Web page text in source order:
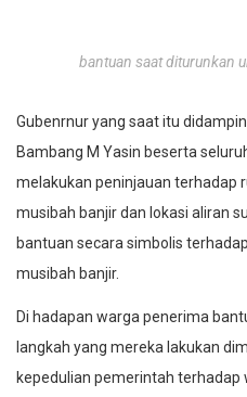
bantuan saat diturunkan
Gubenrnur yang saat itu
Bambang M Yasin beserta
melakukan peninjauan terhadap
musibah banjir dan lokasi aliran
bantuan secara simbolis
musibah banjir.
Di hadapan warga penerima
langkah yang mereka lakukan
kepedulian pemerintah